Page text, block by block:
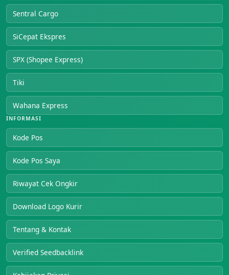
Sentral Cargo
SiCepat Ekspres
SPX (Shopee Express)
Tiki
Wahana Express
INFORMASI
Kode Pos
Kode Pos Saya
Riwayat Cek Ongkir
Download Logo Kurir
Tentang & Kontak
Verified Seedbacklink